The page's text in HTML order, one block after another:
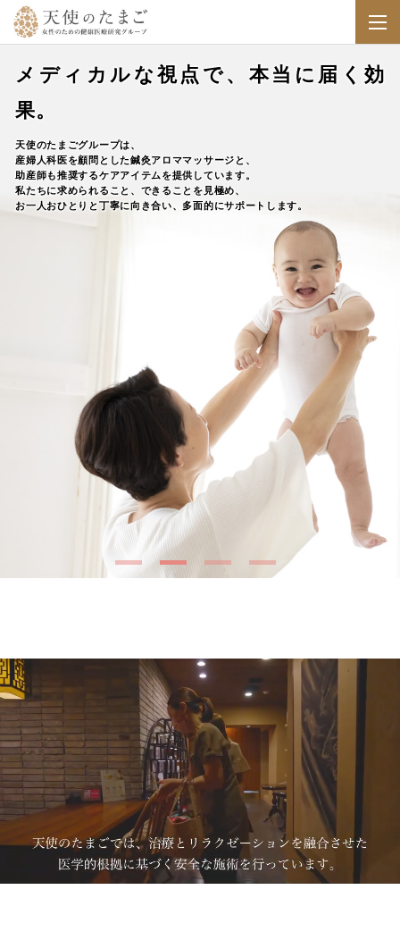
メディカルな視点で、本当に届く効
果。
天使のたまごグループは、
産婦人科医を顧問とした鍼灸アロママッサージと、
助産師も推奨するケアアイテムを提供しています。
私たちに求められること、できることを見極め、
お一人おひとりと丁寧に向き合い、多面的にサポートします。